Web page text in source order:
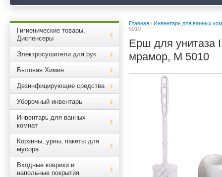
Гигиенические товары,
Диспенсеры
Электросушители для рук
Бытовая Химия
Дезинфицирующие средства
Уборочный инвентарь
Инвентарь для ванных
комнат
Корзины, урны, пакеты для
мусора
Входные коврики и
напольные покрытия
Главная \ Инвентарь для ванных
5010
Ерш для унитаза
мрамор, М 5010